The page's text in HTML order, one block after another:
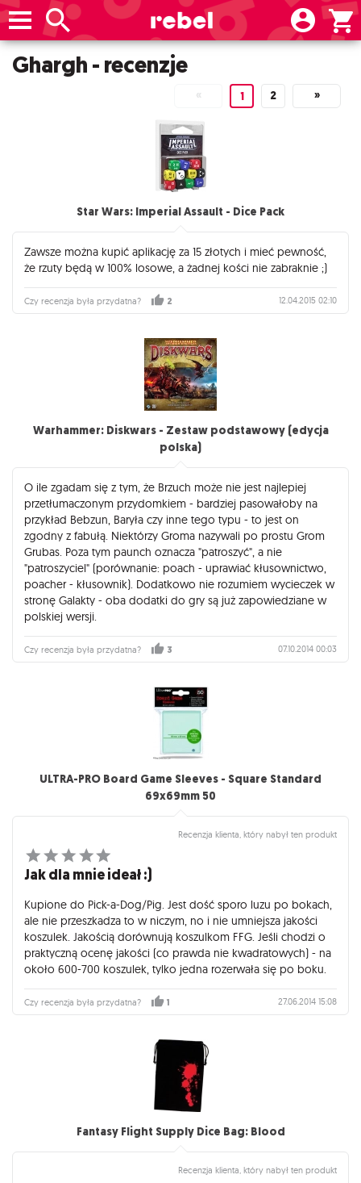
Ghargh - recenzje
« 1 2 »
Star Wars: Imperial Assault - Dice Pack
Zawsze można kupić aplikację za 15 złotych i mieć pewność,
że rzuty będą w 100% losowe, a żadnej kości nie zabraknie ;)
Czy recenzja była przydatna? 2 12.04.2015 02:10
Warhammer: Diskwars - Zestaw podstawowy (edycja
polska)
O ile zgadam się z tym, że Brzuch może nie jest najlepiej
przetłumaczonym przydomkiem - bardziej pasowałoby na
przykład Bebzun, Baryła czy inne tego typu - to jest on
zgodny z fabułą. Niektórzy Groma nazywali po prostu Grom
Grubas. Poza tym paunch oznacza "patroszyć", a nie
"patroszyciel" (porównanie: poach - uprawiać kłusownictwo,
poacher - kłusownik). Dodatkowo nie rozumiem wycieczek w
stronę Galakty - oba dodatki do gry są już zapowiedziane w
polskiej wersji.
Czy recenzja była przydatna? 3 07.10.2014 00:03
ULTRA-PRO Board Game Sleeves - Square Standard
69x69mm 50
Recenzja klienta, który nabył ten produkt
Jak dla mnie ideał :)
Kupione do Pick-a-Dog/Pig. Jest dość sporo luzu po bokach,
ale nie przeszkadza to w niczym, no i nie umniejsza jakości
koszulek. Jakością dorównują koszulkom FFG. Jeśli chodzi o
praktyczną ocenę jakości (co prawda nie kwadratowych) - na
około 600-700 koszulek, tylko jedna rozerwała się po boku.
Czy recenzja była przydatna? 1 27.06.2014 15:08
Fantasy Flight Supply Dice Bag: Blood
Recenzja klienta, który nabył ten produkt